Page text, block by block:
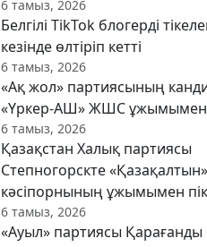
6 тамыз, 2026
Белгілі TikTok блогерді
кезінде өлтіріп кетті
6 тамыз, 2026
«Ақ жол» партиясының
«Үркер-АШ» ЖШС ұжымымен
6 тамыз, 2026
Қазақстан Халық партиясы
Степногорскте «Қазақалтын»
кәсіпорнының ұжымымен
6 тамыз, 2026
«Ауыл» партиясы